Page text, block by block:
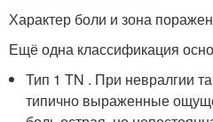
Характер боли и зона
Ещё одна классификация
Тип 1 TN . При невралгии
типично выраженные